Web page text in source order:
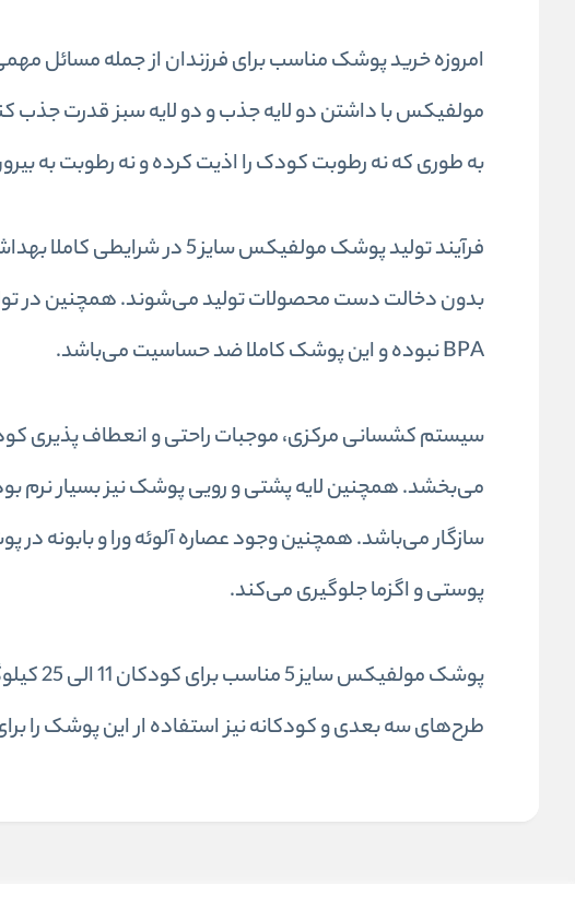
امروزه خرید پوشک مناسب برای فرزندان از جمله مسائل
مولفیکس با داشتن دو لایه جذب و دو لایه سبز قدرت جذب
به طوری که نه رطوبت کودک را اذیت کرده و نه رطوبت به
فرآیند تولید پوشک مولفیکس
بدون دخالت دست محصولات تولید می‌شوند. همچنین در
BPA نبوده و این پوشک کاملا ضد حساسیت می‌باشد.
سیستم کشسانی مرکزی، موجبات راحتی و انعطاف پذیری
می‌بخشد. همچنین لایه پشتی و رویی پوشک نیز بسیار نرم
پوستی و اگزما جلوگیری می‌کند.
طرح‌های سه بعدی و کودکانه نیز استفاده ار این پوشک را